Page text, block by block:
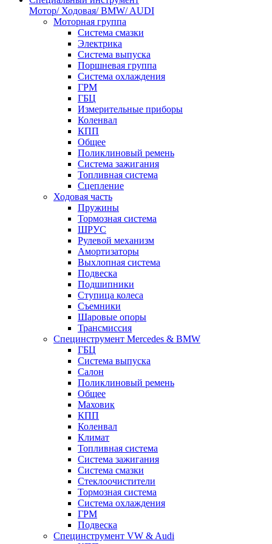
Мотор/ Ходовая/ BMW/ AUDI
Моторная группа
Система смазки
Электрика
Система выпуска
Поршневая группа
Система охлаждения
ГРМ
ГБЦ
Измерительные приборы
Коленвал
КПП
Общее
Поликлиновый ремень
Система зажигания
Топливная система
Сцепление
Ходовая часть
Пружины
Тормозная система
ШРУС
Рулевой механизм
Амортизаторы
Выхлопная система
Подвеска
Подшипники
Ступица колеса
Съемники
Шаровые опоры
Трансмиссия
Специнструмент Mercedes & BMW
ГБЦ
Система выпуска
Салон
Поликлиновый ремень
Общее
Маховик
КПП
Коленвал
Климат
Топливная система
Система зажигания
Система смазки
Стеклоочистители
Тормозная система
Система охлаждения
ГРМ
Подвеска
Специнструмент VW & Audi